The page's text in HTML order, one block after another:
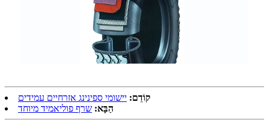
קוֹדֵם: יישומי ספינינג אזרחיים עמידים
הַבָּא: שרף פוליאמיד מיוחד